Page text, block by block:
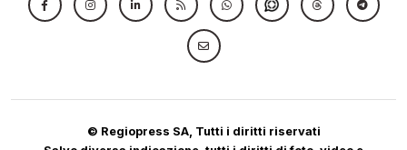
© Regiopress SA, Tutti i diritti riservati